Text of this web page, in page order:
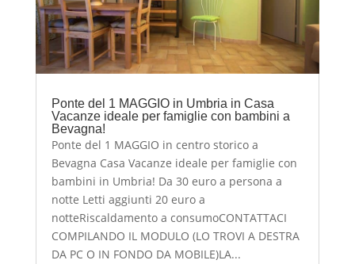
Ponte del 1 MAGGIO in Umbria in Casa
Vacanze ideale per famiglie con bambini a
Bevagna!
Ponte del 1 MAGGIO in centro storico a
Bevagna Casa Vacanze ideale per famiglie con
bambini in Umbria! Da 30 euro a persona a
notte Letti aggiunti 20 euro a
notteRiscaldamento a consumoCONTATTACI
COMPILANDO IL MODULO (LO TROVI A DESTRA
DA PC O IN FONDO DA MOBILE)LA...